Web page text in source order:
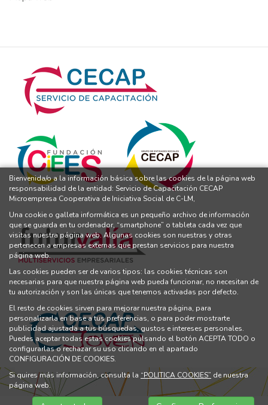
Bienvenida/o a la información básica sobre las cookies de la página web
responsabilidad de la entidad: Servicio de Capacitación CECAP
Microempresa Cooperativa de Iniciativa Social de C-LM,
Una cookie o galleta informática es un pequeño archivo de información
que se guarda en tu ordenador, “smartphone” o tableta cada vez que
visitas nuestra página web. Algunas cookies son nuestras y otras
pertenecen a empresas externas que prestan servicios para nuestra
página web.
Las cookies pueden ser de varios tipos: las cookies técnicas son
necesarias para que nuestra página web pueda funcionar, no necesitan de
tu autorización y son las únicas que tenemos activadas por defecto.
El resto de cookies sirven para mejorar nuestra página, para
personalizarla en base a tus preferencias, o para poder mostrarte
publicidad ajustada a tus búsquedas, gustos e intereses personales.
Puedes aceptar todas estas cookies pulsando el botón ACEPTA TODO o
configurarlas o rechazar su uso clicando en el apartado
CONFIGURACIÓN DE COOKIES.
Si quires más información, consulta la “POLITICA COOKIES” de nuestra
página web.